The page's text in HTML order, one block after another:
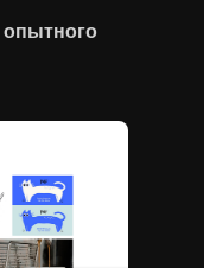
опытного